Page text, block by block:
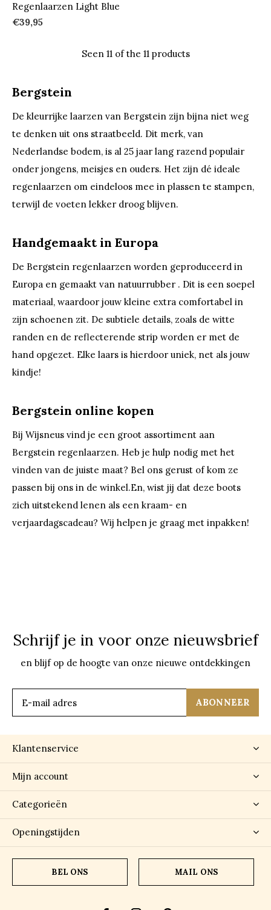
Regenlaarzen Light Blue
€39,95
Seen 11 of the 11 products
Bergstein
De kleurrijke laarzen van Bergstein zijn bijna niet weg
te denken uit ons straatbeeld. Dit merk, van
Nederlandse bodem, is al 25 jaar lang razend populair
onder jongens, meisjes en ouders. Het zijn dé ideale
regenlaarzen om eindeloos mee in plassen te stampen,
terwijl de voeten lekker droog blijven.
Handgemaakt in Europa
De Bergstein regenlaarzen worden geproduceerd in
Europa en gemaakt van natuurrubber . Dit is een soepel
materiaal, waardoor jouw kleine extra comfortabel in
zijn schoenen zit. De subtiele details, zoals de witte
randen en de reflecterende strip worden er met de
hand opgezet. Elke laars is hierdoor uniek, net als jouw
kindje!
Bergstein online kopen
Bij Wijsneus vind je een groot assortiment aan
Bergstein regenlaarzen. Heb je hulp nodig met het
vinden van de juiste maat? Bel ons gerust of kom ze
passen bij ons in de winkel.En, wist jij dat deze boots
zich uitstekend lenen als een kraam- en
verjaardagscadeau? Wij helpen je graag met inpakken!
Schrijf je in voor onze nieuwsbrief
en blijf op de hoogte van onze nieuwe ontdekkingen
ABONNEER
Klantenservice
Mijn account
Categorieën
Openingstijden
BEL ONS MAIL ONS